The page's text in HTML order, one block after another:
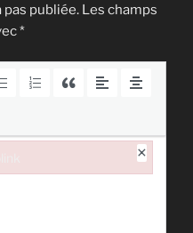
publiée. Les champs
*
×